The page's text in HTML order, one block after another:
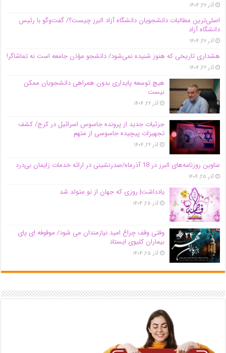
آذر ۲۷, ۱۴۰۴
اصلی‌ترین مطالبات دانشجویان دانشگاه آزاد البرز چیست؟/ گفت‌وگو با رئیس
دانشگاه آز‌اد
آذر ۲۷, ۱۴۰۴
هشداری تاریخی که هنوز شنیده نمی‌شود/ دانشجو مؤذن جامعه است نه تماشاگر!
آذر ۲۶, ۱۴۰۴
هیچ توسعه پایداری بدون همراهی دانشجویان ممکن
نیست
آذر ۲۶, ۱۴۰۴
جزئیات جدید از پرونده جاسوس اسرائیل در کرج/‌ کشف
تجهیزات پیچیده جاسوسی از متهم
آذر ۲۶, ۱۴۰۴
عناوین روزنامه‌های البرز در ‌18 آذرماه/صدرنشینی در ارائه خدمات زایمان بی‌درد
آذر ۲۵, ۱۴۰۴
یادداشت| روزی که جهان از نو متولد شد
آذر ۲۵, ۱۴۰۴
وقتی وقف چراغ امید نیازمندان می شود/ موقوفه ای پای
بیماران کلیوی ایستاد
آذر ۲۵, ۱۴۰۴